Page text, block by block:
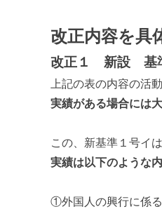
改正内容を具
改正１ 新設 基準
上記の表の内容の活
実績がある場合には
この、新基準１号イ
実績は以下のような
①外国人の興行に係